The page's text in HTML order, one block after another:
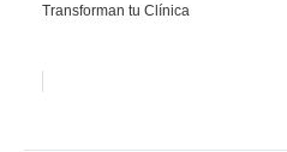
Transforman tu Clínica